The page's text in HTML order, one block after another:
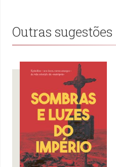
Outras sugestões